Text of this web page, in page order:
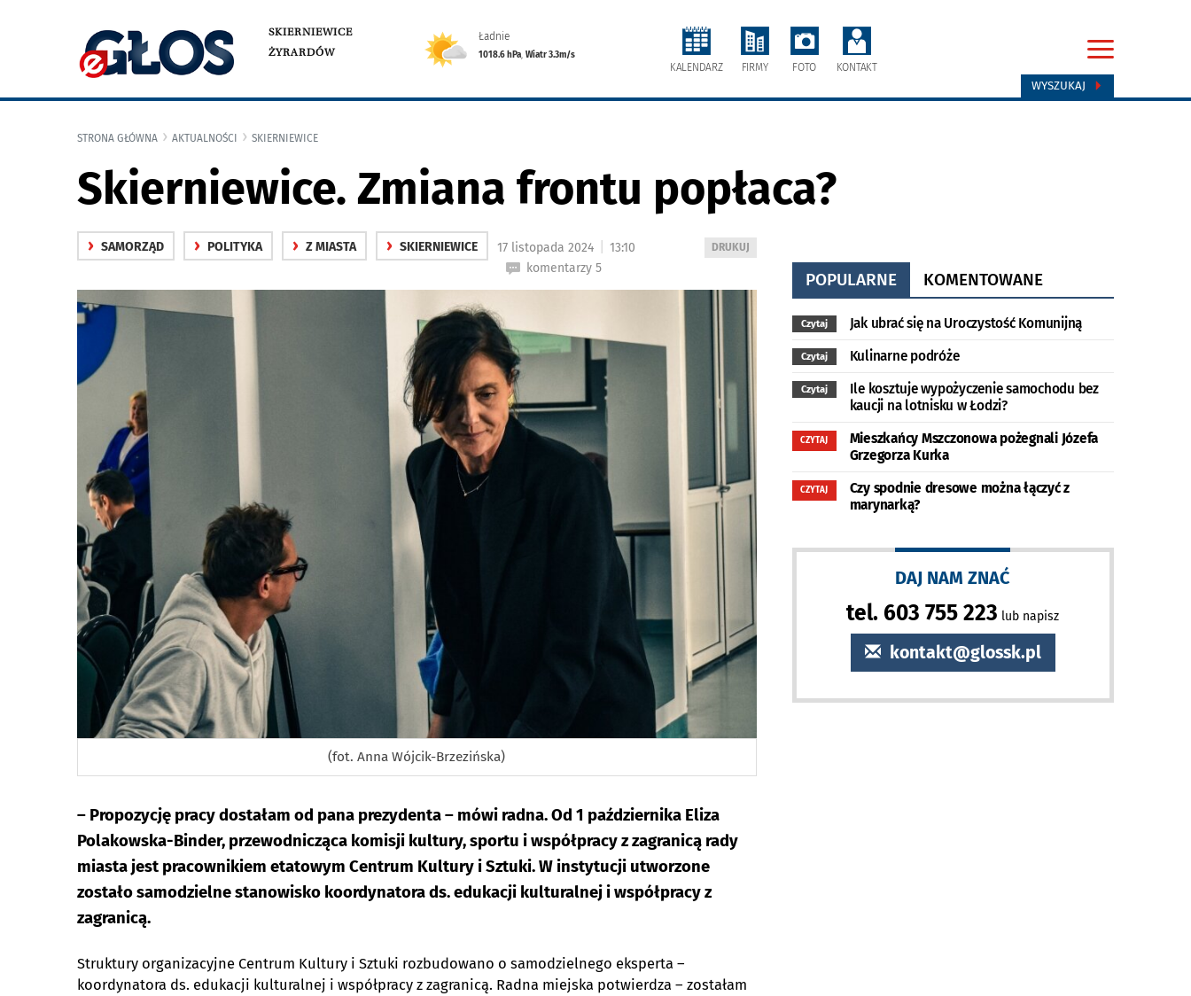
SKIERNIEWICE
ŻYRARDÓW
Ładnie
1018.6 hPa,Wiatr 3.3m/s
KALENDARZ FIRMY FOTO KONTAKT
WYSZUKAJ
STRONA GŁÓWNA AKTUALNOŚCI SKIERNIEWICE
Skierniewice. Zmiana frontu popłaca?
› SAMORZĄD › POLITYKA › Z MIASTA › SKIERNIEWICE
WYDRUKUJ
DRUKUJ
17 listopada 2024
13:10
komentarzy 5
(fot. Anna Wójcik-Brzezińska)
– Propozycję pracy dostałam od pana prezydenta – mówi radna. Od 1 października Eliza
Polakowska-Binder, przewodnicząca komisji kultury, sportu i współpracy z zagranicą rady
miasta jest pracownikiem etatowym Centrum Kultury i Sztuki. W instytucji utworzone
zostało samodzielne stanowisko koordynatora ds. edukacji kulturalnej i współpracy z
zagranicą.
Struktury organizacyjne Centrum Kultury i Sztuki rozbudowano o samodzielnego eksperta –
koordynatora ds. edukacji kulturalnej i współpracy z zagranicą. Radna miejska potwierdza – zostałam
POPULARNE KOMENTOWANE
Czytaj Jak ubrać się na Uroczystość Komunijną
Czytaj Kulinarne podróże
Czytaj
Ile kosztuje wypożyczenie samochodu bez
kaucji na lotnisku w Łodzi?
CZYTAJ
Mieszkańcy Mszczonowa pożegnali Józefa
Grzegorza Kurka
CZYTAJ
Czy spodnie dresowe można łączyć z
marynarką?
DAJ NAM ZNAĆ
tel. 603 755 223 lub napisz
kontakt@glossk.pl